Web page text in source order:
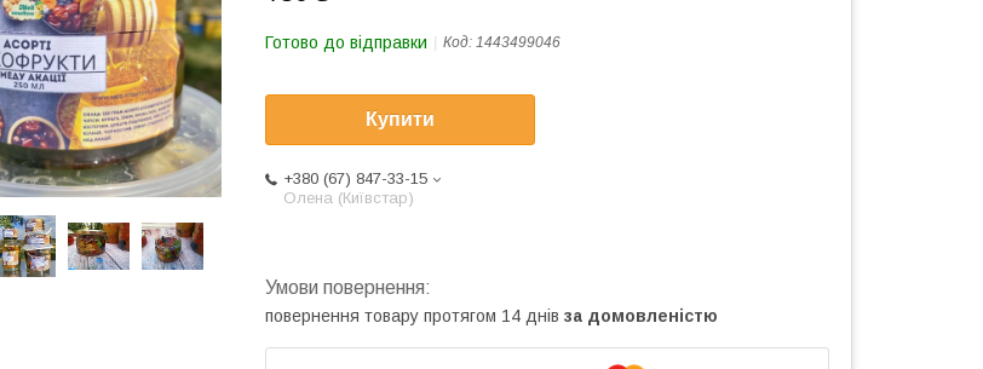
Готово до відправки Код: 1443499046
Купити
+380 (67) 847-33-15
Олена (Київстар)
повернення товару протягом 14 днів за домовленістю